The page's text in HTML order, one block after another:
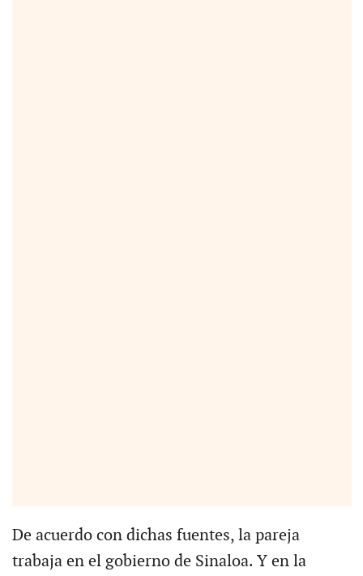
De acuerdo con dichas fuentes, la pareja
trabaja en el gobierno de Sinaloa. Y en la